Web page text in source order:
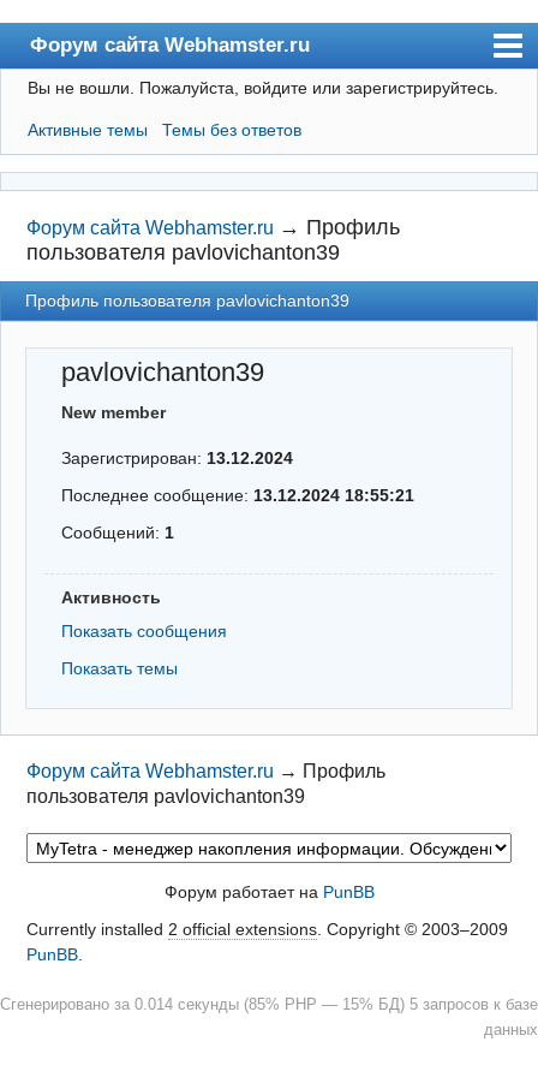
Форум сайта Webhamster.ru
Форум
Пользователи
Поиск
Регистрация
Webhamster.ru
Вы не вошли. Пожалуйста, войдите или зарегистрируйтесь.
Активные темы Темы без ответов
Форум сайта Webhamster.ru → Профиль
пользователя pavlovichanton39
Профиль пользователя pavlovichanton39
pavlovichanton39
New member
Зарегистрирован: 13.12.2024
Последнее сообщение:13.12.2024 18:55:21
Сообщений:1
Активность
Показать сообщения
Показать темы
Форум сайта Webhamster.ru → Профиль
пользователя pavlovichanton39
Форум работает на PunBB
Currently installed 2 official extensions. Copyright © 2003–2009
PunBB.
Сгенерировано за 0.014 секунды (85% PHP — 15% БД) 5 запросов к базе
данных